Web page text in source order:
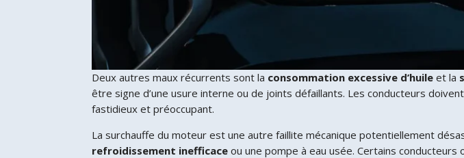
Deux autres maux récurrents sont la consommation excessive d’huile et la
être signe d’une usure interne ou de joints défaillants. Les conducteurs
fastidieux et préoccupant.
La surchauffe du moteur est une autre faillite mécanique potentiellement
refroidissement inefficace ou une pompe à eau usée. Certains